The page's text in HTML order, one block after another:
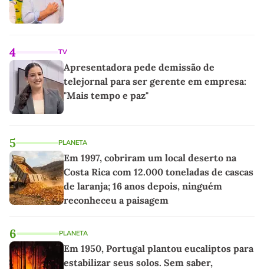
4 TV
Apresentadora pede demissão de
telejornal para ser gerente em empresa:
"Mais tempo e paz"
5 PLANETA
Em 1997, cobriram um local deserto na
Costa Rica com 12.000 toneladas de cascas
de laranja; 16 anos depois, ninguém
reconheceu a paisagem
6 PLANETA
Em 1950, Portugal plantou eucaliptos para
estabilizar seus solos. Sem saber,